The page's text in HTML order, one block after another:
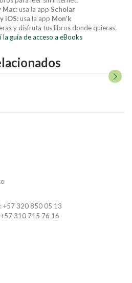
Mac:usa la app Scholar
iOS:usa la app Mon’k
y disfruta tus libros donde quieras.
la guía de acceso a eBooks
+57 320 850 05 13
310 715 76 16